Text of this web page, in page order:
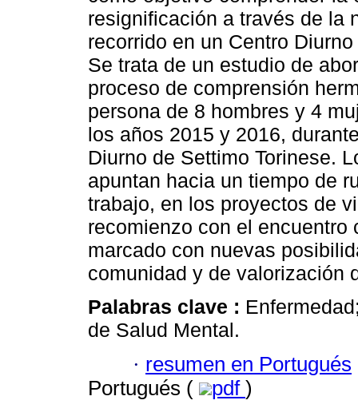
resignificación a través de la
recorrido en un Centro
Se trata de un estudio de
proceso de comprensión
persona de 8 hombres y 4
los años 2015 y 2016,
Diurno de Settimo Torinese.
apuntan hacia un tiempo de
trabajo, en los proyectos de
recomienzo con el encuentro
marcado con nuevas
comunidad y de valorización
Palabras clave :
de Salud Mental.
· resumen en Portugués
Portugués (
pdf )